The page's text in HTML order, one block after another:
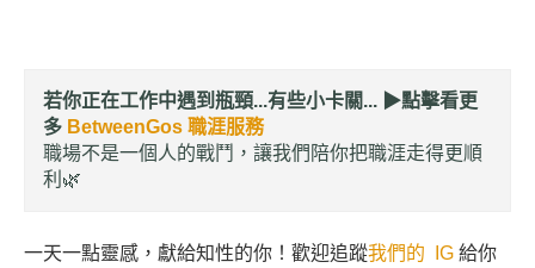
若你正在工作中遇到瓶頸...有些小卡關... ▶︎點擊看更
多 BetweenGos 職涯服務
職場不是一個人的戰鬥，讓我們陪你把職涯走得更順
利🌿
一天一點靈感，獻給知性的你！歡迎追蹤我們的 IG 給你